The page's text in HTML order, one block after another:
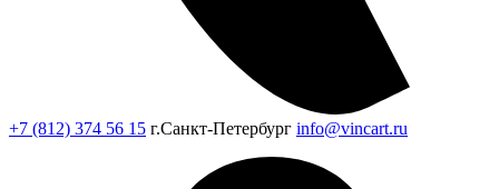
+7 (812) 374 56 15 г.Санкт-Петербург info@vincart.ru